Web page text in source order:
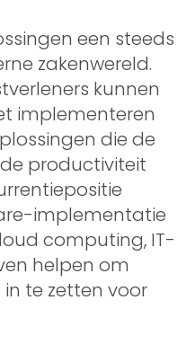
een steeds
zakenwereld.
kunnen
implementeren
die de
productiviteit
implementatie
computing, IT-
helpen om
te zetten voor